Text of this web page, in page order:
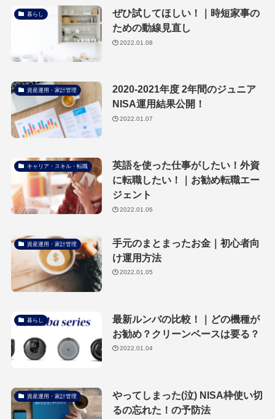
暮らし
ぜひ試してほしい！｜時短家事の
ための動線見直し
2022.01.08
資産運用・家計管理
2020-2021年度 2年間のジュニア
NISA運用結果公開！
2022.01.07
キャリア・スキル・転職
英語を使った仕事がしたい！外資
に転職したい！｜お勧め転職エー
ジェント
2022.01.06
資産運用・家計管理
手元のまとまったお金｜初心者向
け運用方法
2022.01.05
暮らし
最新ルンバの比較！｜どの機種が
お勧め？クリーンベースは要る？
2022.01.04
資産運用・家計管理
やってしまった(泣) NISA枠使い切
るの忘れた！の予防法